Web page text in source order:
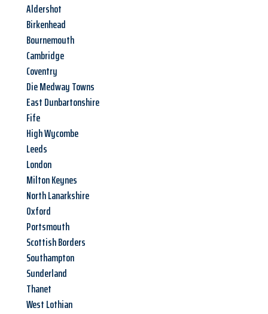
Aldershot
Birkenhead
Bournemouth
Cambridge
Coventry
Die Medway Towns
East Dunbartonshire
Fife
High Wycombe
Leeds
London
Milton Keynes
North Lanarkshire
Oxford
Portsmouth
Scottish Borders
Southampton
Sunderland
Thanet
West Lothian